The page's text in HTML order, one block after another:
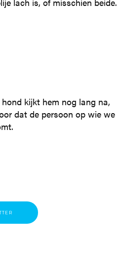
kijkt hem nog lang na,
dat de persoon op wie we